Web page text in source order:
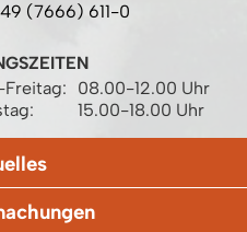
(7666) 611-0
08.00-12.00 Uhr
15.00-18.00 Uhr